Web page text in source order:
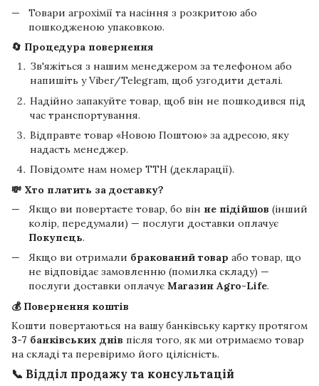
Товари агрохімії та насіння з розкритою або
пошкодженою упаковкою.
🔄 Процедура повернення
Зв'яжіться з нашим менеджером за телефоном або
напишіть у Viber/Telegram, щоб узгодити деталі.
Надійно запакуйте товар, щоб він не пошкодився під
час транспортування.
Відправте товар «Новою Поштою» за адресою, яку
надасть менеджер.
Повідомте нам номер ТТН (декларації).
💸 Хто платить за доставку?
Якщо ви повертаєте товар, бо він не підійшов (інший
колір, передумали) — послуги доставки оплачує
Покупець.
Якщо ви отримали бракований товар або товар, що
не відповідає замовленню (помилка складу) —
послуги доставки оплачує Магазин Agro-Life.
💰 Повернення коштів
Кошти повертаються на вашу банківську картку протягом
3-7 банківських днів після того, як ми отримаємо товар
на складі та перевіримо його цілісність.
📞 Відділ продажу та консультацій